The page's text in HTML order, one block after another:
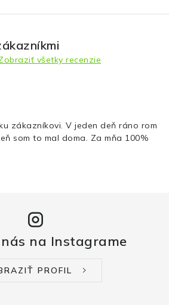
všetky recenzie
zákazníkovi. V jeden deň ráno rom
som to mal doma. Za mňa 100%
na Instagrame
PROFIL